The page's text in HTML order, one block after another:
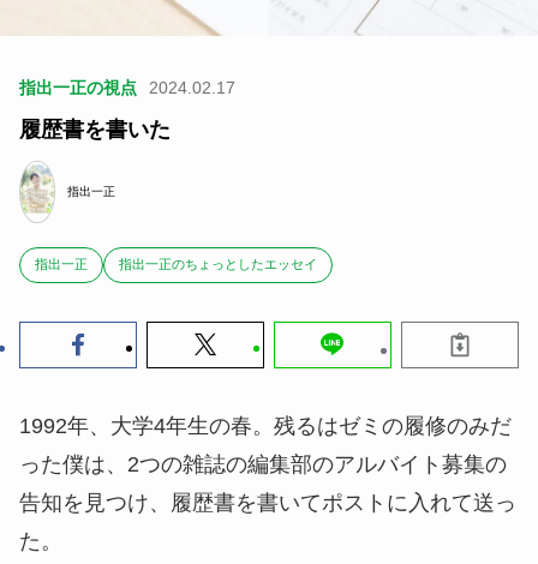
指出一正の視点 2024.02.17
履歴書を書いた
指出一正
指出一正 指出一正のちょっとしたエッセイ
1992年、大学4年生の春。残るはゼミの履修のみだ
った僕は、2つの雑誌の編集部のアルバイト募集の
告知を見つけ、履歴書を書いてポストに入れて送っ
た。